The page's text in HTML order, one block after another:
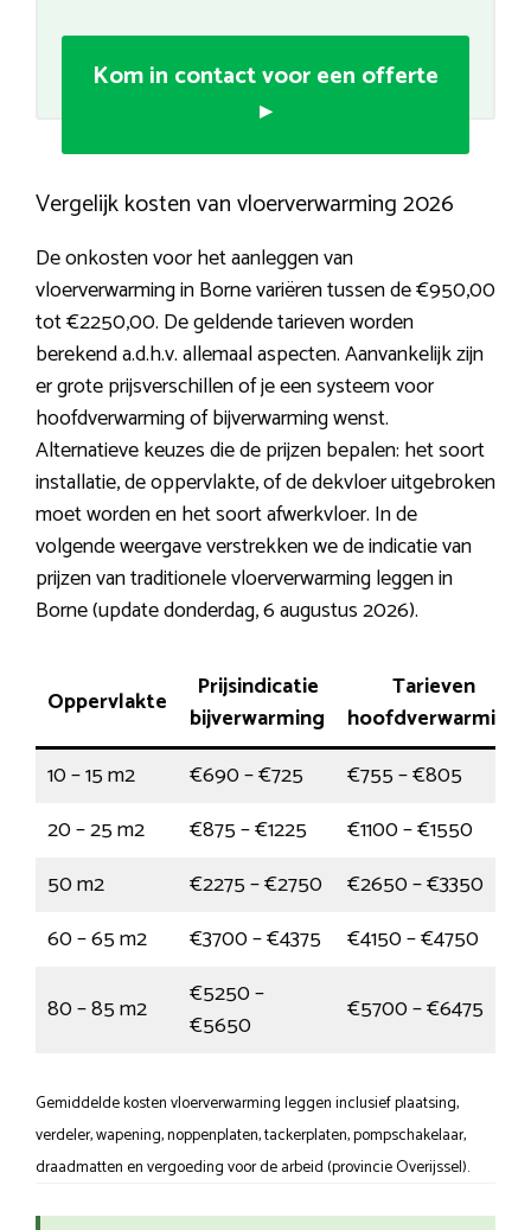
Kom in contact voor een offerte
▸
Vergelijk kosten van vloerverwarming 2026
De onkosten voor het aanleggen van
vloerverwarming in Borne variëren tussen de €950,00
tot €2250,00. De geldende tarieven worden
berekend a.d.h.v. allemaal aspecten. Aanvankelijk zijn
er grote prijsverschillen of je een systeem voor
hoofdverwarming of bijverwarming wenst.
Alternatieve keuzes die de prijzen bepalen: het soort
installatie, de oppervlakte, of de dekvloer uitgebroken
moet worden en het soort afwerkvloer. In de
volgende weergave verstrekken we de indicatie van
prijzen van traditionele vloerverwarming leggen in
Borne (update donderdag, 6 augustus 2026).
Oppervlakte
Prijsindicatie
bijverwarming
Tarieven
hoofdverwarming
10 – 15 m2
€690 – €725
€755 – €805
20 – 25 m2
€875 – €1225
€1100 – €1550
50 m2
€2275 – €2750
€2650 – €3350
60 – 65 m2
€3700 – €4375
€4150 – €4750
80 – 85 m2
€5250 –
€5650
€5700 – €6475
Gemiddelde kosten vloerverwarming leggen inclusief plaatsing,
verdeler, wapening, noppenplaten, tackerplaten, pompschakelaar,
draadmatten en vergoeding voor de arbeid (provincie Overijssel).